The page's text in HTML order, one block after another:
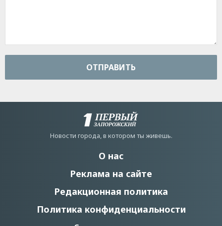
ОТПРАВИТЬ
Новости города, в котором ты живешь.
О нас
Реклама на сайте
Редакционная политика
Политика конфиденциальности